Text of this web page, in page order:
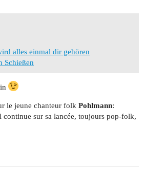
alles einmal dir gehören
Schießen
le jeune chanteur folk Pohlmann:
continue sur sa lancée, toujours pop-folk,